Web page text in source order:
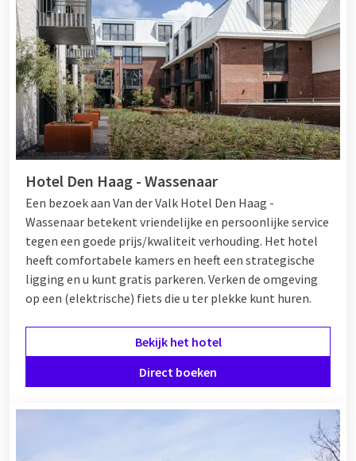
Hotel Den Haag - Wassenaar
Een bezoek aan Van der Valk Hotel Den Haag -
Wassenaar betekent vriendelijke en persoonlijke service
tegen een goede prijs/kwaliteit verhouding. Het hotel
heeft comfortabele kamers en heeft een strategische
ligging en u kunt gratis parkeren. Verken de omgeving
op een (elektrische) fiets die u ter plekke kunt huren.
Bekijk het hotel
Direct boeken